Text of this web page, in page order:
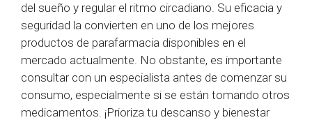
del sueño y regular el ritmo circadiano. Su eficacia y
seguridad la convierten en uno de los mejores
productos de parafarmacia disponibles en el
mercado actualmente. No obstante, es importante
consultar con un especialista antes de comenzar su
consumo, especialmente si se están tomando otros
medicamentos. ¡Prioriza tu descanso y bienestar